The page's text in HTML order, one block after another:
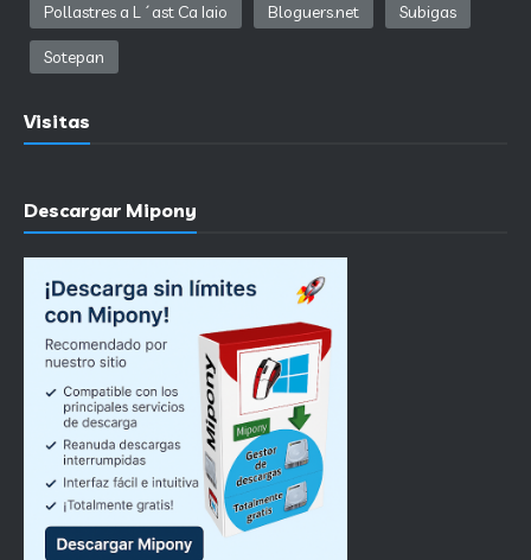
Pollastres a L´ast Ca Iaio Bloguers.net Subigas
Sotepan
Visitas
Descargar Mipony